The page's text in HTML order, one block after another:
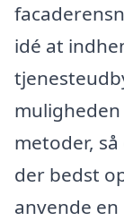
idé at
metoder,
der bedst
anvende